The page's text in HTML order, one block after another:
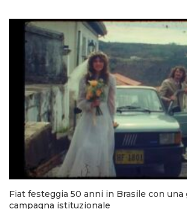
Fiat festeggia 50 anni in Brasile con una
campagna istituzionale